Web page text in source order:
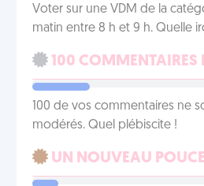
Voter sur une VDM de la
matin entre 8 h et 9 h. Quelle
100 COMMENTAIRES
100 de vos commentaires ne
modérés. Quel plébiscite !
UN NOUVEAU POUCE